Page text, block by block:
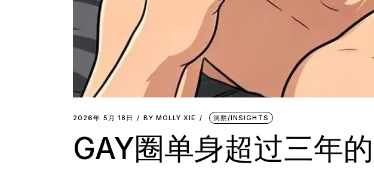
2026年 5月 18日 BY MOLLY.XIE 洞察/INSIGHTS
GAY圈单身超过三年